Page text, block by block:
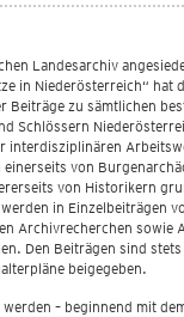
Landesarchiv
in Niederösterreich“ hat
Beiträge zu sämtlichen
Schlössern
interdisziplinären
von
von Historikern
in Einzelbeiträgen
Archivrecherchen sowie
Den Beiträgen sind
beigegeben.
– beginnend mit